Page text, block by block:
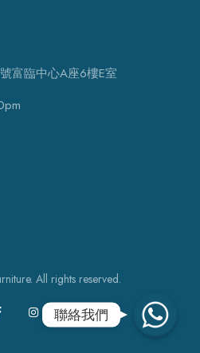
富臨中心A座6樓E室
All rights reserved.
聯絡我們